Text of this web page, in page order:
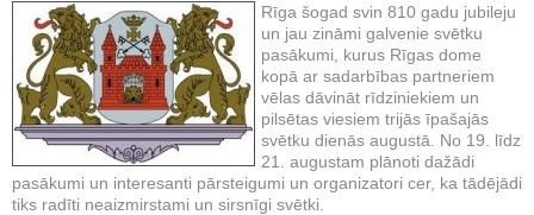
Rīga šogad svin 810 gadu jubileju
un jau zināmi galvenie svētku
pasākumi, kurus Rīgas dome
kopā ar sadarbības partneriem
vēlas dāvināt rīdziniekiem un
pilsētas viesiem trijās īpašajās
svētku dienās augustā. No 19. līdz
21. augustam plānoti dažādi
pasākumi un interesanti pārsteigumi un organizatori cer, ka tādējādi
tiks radīti neaizmirstami un sirsnīgi svētki.